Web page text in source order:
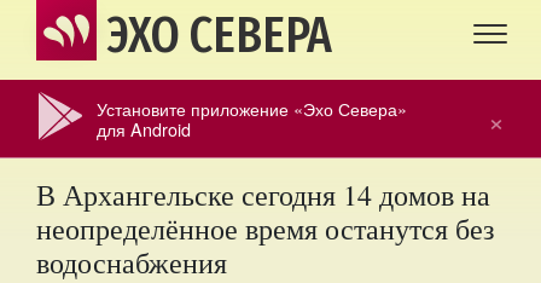
ЭХО СЕВЕРА
×
Установите приложение «Эхо Севера»
для Android
В Архангельске сегодня 14 домов на
неопределённое время останутся без
водоснабжения